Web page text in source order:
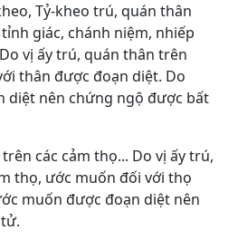
Tỷ-kheo trú, quán thân
giác, chánh niệm, nhiếp
vị ấy trú, quán thân trên
thân được đoạn diệt. Do
diệt nên chứng ngộ được bất
các cảm thọ... Do vị ấy trú,
thọ, ước muốn đối với thọ
muốn được đoạn diệt nên